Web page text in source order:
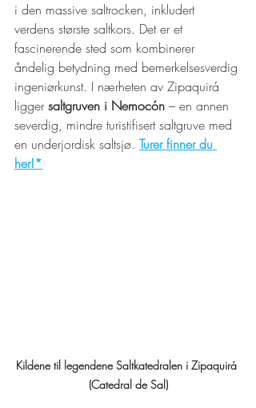
i den massive saltrocken, inkludert
verdens største saltkors. Det er et
fascinerende sted som kombinerer
åndelig betydning med bemerkelsesverdig
ingeniørkunst. I nærheten av Zipaquirá
ligger saltgruven i Nemocón – en annen
severdig, mindre turistifisert saltgruve med
en underjordisk saltsjø. Turer finner du
her!*
Kildene til legendene Saltkatedralen i Zipaquirá
(Catedral de Sal)